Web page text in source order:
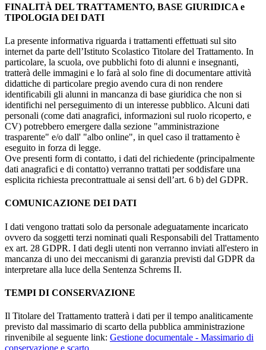
FINALITÀ DEL TRATTAMENTO, BASE GIURIDICA e
TIPOLOGIA DEI DATI
La presente informativa riguarda i trattamenti effettuati sul sito
internet da parte dell’Istituto Scolastico Titolare del Trattamento. In
particolare, la scuola, ove pubblichi foto di alunni e insegnanti,
tratterà delle immagini e lo farà al solo fine di documentare attività
didattiche di particolare pregio avendo cura di non rendere
identificabili gli alunni in mancanza di base giuridica che non si
identifichi nel perseguimento di un interesse pubblico. Alcuni dati
personali (come dati anagrafici, informazioni sul ruolo ricoperto, e
CV) potrebbero emergere dalla sezione "amministrazione
trasparente" e/o dall' "albo online", in quel caso il trattamento è
eseguito in forza di legge.
Ove presenti form di contatto, i dati del richiedente (principalmente
dati anagrafici e di contatto) verranno trattati per soddisfare una
esplicita richiesta precontrattuale ai sensi dell’art. 6 b) del GDPR.
COMUNICAZIONE DEI DATI
I dati vengono trattati solo da personale adeguatamente incaricato
ovvero da soggetti terzi nominati quali Responsabili del Trattamento
ex art. 28 GDPR. I dati degli utenti non verranno inviati all'estero in
mancanza di uno dei meccanismi di garanzia previsti dal GDPR da
interpretare alla luce della Sentenza Schrems II.
TEMPI DI CONSERVAZIONE
Il Titolare del Trattamento tratterà i dati per il tempo analiticamente
previsto dal massimario di scarto della pubblica amministrazione
rinvenibile al seguente link: Gestione documentale - Massimario di